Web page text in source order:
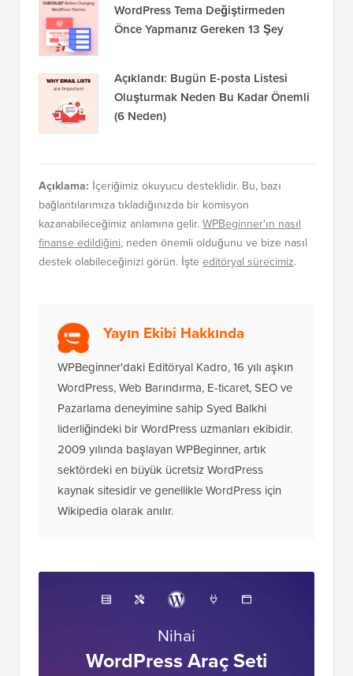
WordPress Tema Değiştirmeden
Önce Yapmanız Gereken 13 Şey
Açıklandı: Bugün E-posta Listesi
Oluşturmak Neden Bu Kadar Önemli
(6 Neden)
Açıklama: İçeriğimiz okuyucu desteklidir. Bu, bazı
bağlantılarımıza tıkladığınızda bir komisyon
kazanabileceğimiz anlamına gelir.WPBeginner'ın nasıl
finanse edildiğini, neden önemli olduğunu ve bize nasıl
destek olabileceğinizi görün. İşte editöryal sürecimiz.
Yayın Ekibi Hakkında
WPBeginner'daki Editöryal Kadro, 16 yılı aşkın
WordPress, Web Barındırma, E-ticaret, SEO ve
Pazarlama deneyimine sahip Syed Balkhi
liderliğindeki bir WordPress uzmanları ekibidir.
2009 yılında başlayan WPBeginner, artık
sektördeki en büyük ücretsiz WordPress
kaynak sitesidir ve genellikle WordPress için
Wikipedia olarak anılır.
Nihai
WordPress Araç Seti